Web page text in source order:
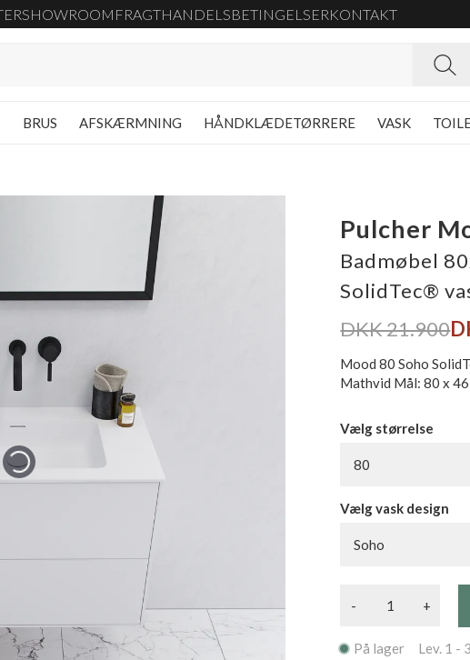
SHOWROOM FRAGTHANDELSBETINGELSERKONTAKT
BRUS AFSKÆRMNING HÅNDKLÆDETØRRERE VASK
Pulcher
Badmøbel
SolidTec®
DKK 21.900
Mood 80 Soho
Mathvid Mål: 80 x 46
Vælg størrelse
80
Vælg vask design
Soho
- +
På lager Lev. 1 -